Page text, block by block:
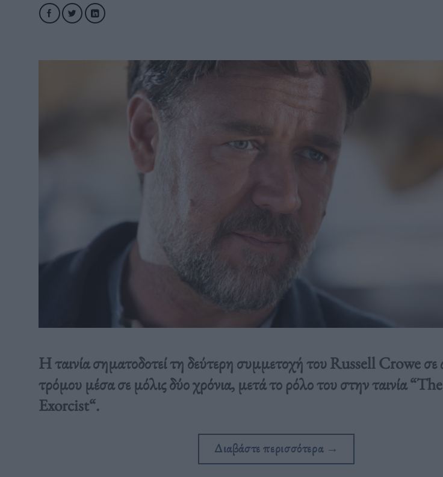
Η ταινία σηματοδοτεί τη δεύτερη συμμετοχή του Russell Crowe σε
τρόμου μέσα σε μόλις δύο χρόνια, μετά το ρόλο του στην ταινία
Exorcist“.
Διαβάστε περισσότερα →